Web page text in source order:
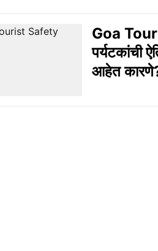
Goa
पर्यटकांची
आहेत